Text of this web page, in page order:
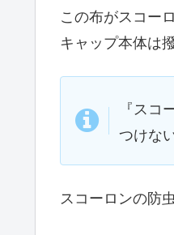
この布がスコー
キャップ本体は
『スコ
つけな
スコーロンの防